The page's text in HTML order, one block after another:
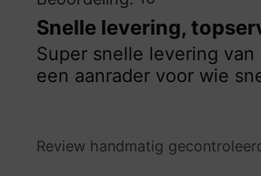
Snelle levering,
Super snelle levering
een aanrader voor wie
Review handmatig